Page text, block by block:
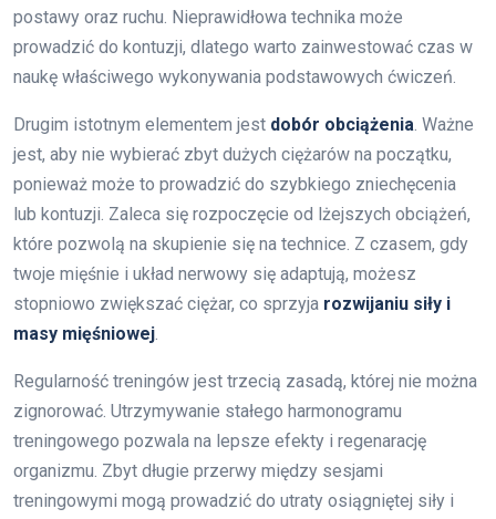
postawy oraz ruchu. Nieprawidłowa technika może
prowadzić do kontuzji, dlatego warto zainwestować czas w
naukę właściwego wykonywania podstawowych ćwiczeń.
Drugim istotnym elementem jest dobór obciążenia. Ważne
jest, aby nie wybierać zbyt dużych ciężarów na początku,
ponieważ może to prowadzić do szybkiego zniechęcenia
lub kontuzji. Zaleca się rozpoczęcie od lżejszych obciążeń,
które pozwolą na skupienie się na technice. Z czasem, gdy
twoje mięśnie i układ nerwowy się adaptują, możesz
stopniowo zwiększać ciężar, co sprzyja rozwijaniu siły i
masy mięśniowej.
Regularność treningów jest trzecią zasadą, której nie można
zignorować. Utrzymywanie stałego harmonogramu
treningowego pozwala na lepsze efekty i regenarację
organizmu. Zbyt długie przerwy między sesjami
treningowymi mogą prowadzić do utraty osiągniętej siły i